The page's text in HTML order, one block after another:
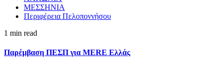
ΜΕΣΣΗΝΙΑ
Περιφέρεια Πελοποννήσου
1 min read
Παρέμβαση ΠΕΣΠ για MERE Ελλάς